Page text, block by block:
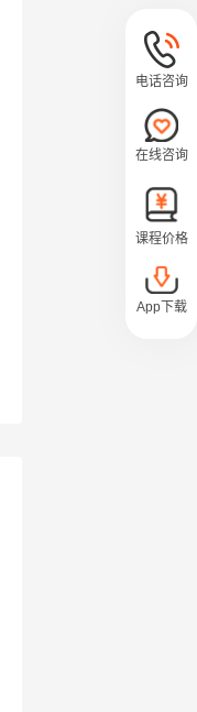
电话咨询
在线咨询
课程价格
App下载